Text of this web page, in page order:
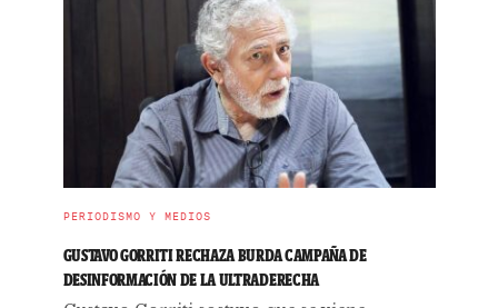
PERIODISMO Y MEDIOS
GUSTAVO GORRITI RECHAZA BURDA CAMPAÑA DE
DESINFORMACIÓN DE LA ULTRADERECHA